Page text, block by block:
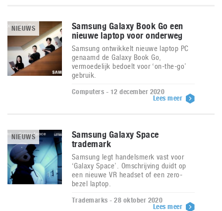
NIEUWS
Samsung Galaxy Book Go een
nieuwe laptop voor onderweg
Samsung ontwikkelt nieuwe laptop PC
genaamd de Galaxy Book Go,
vermoedelijk bedoelt voor ‘on-the-go’
gebruik.
Computers - 12 december 2020
Lees meer
NIEUWS
Samsung Galaxy Space
trademark
Samsung legt handelsmerk vast voor
‘Galaxy Space’. Omschrijving duidt op
een nieuwe VR headset of een zero-
bezel laptop.
Trademarks - 28 oktober 2020
Lees meer